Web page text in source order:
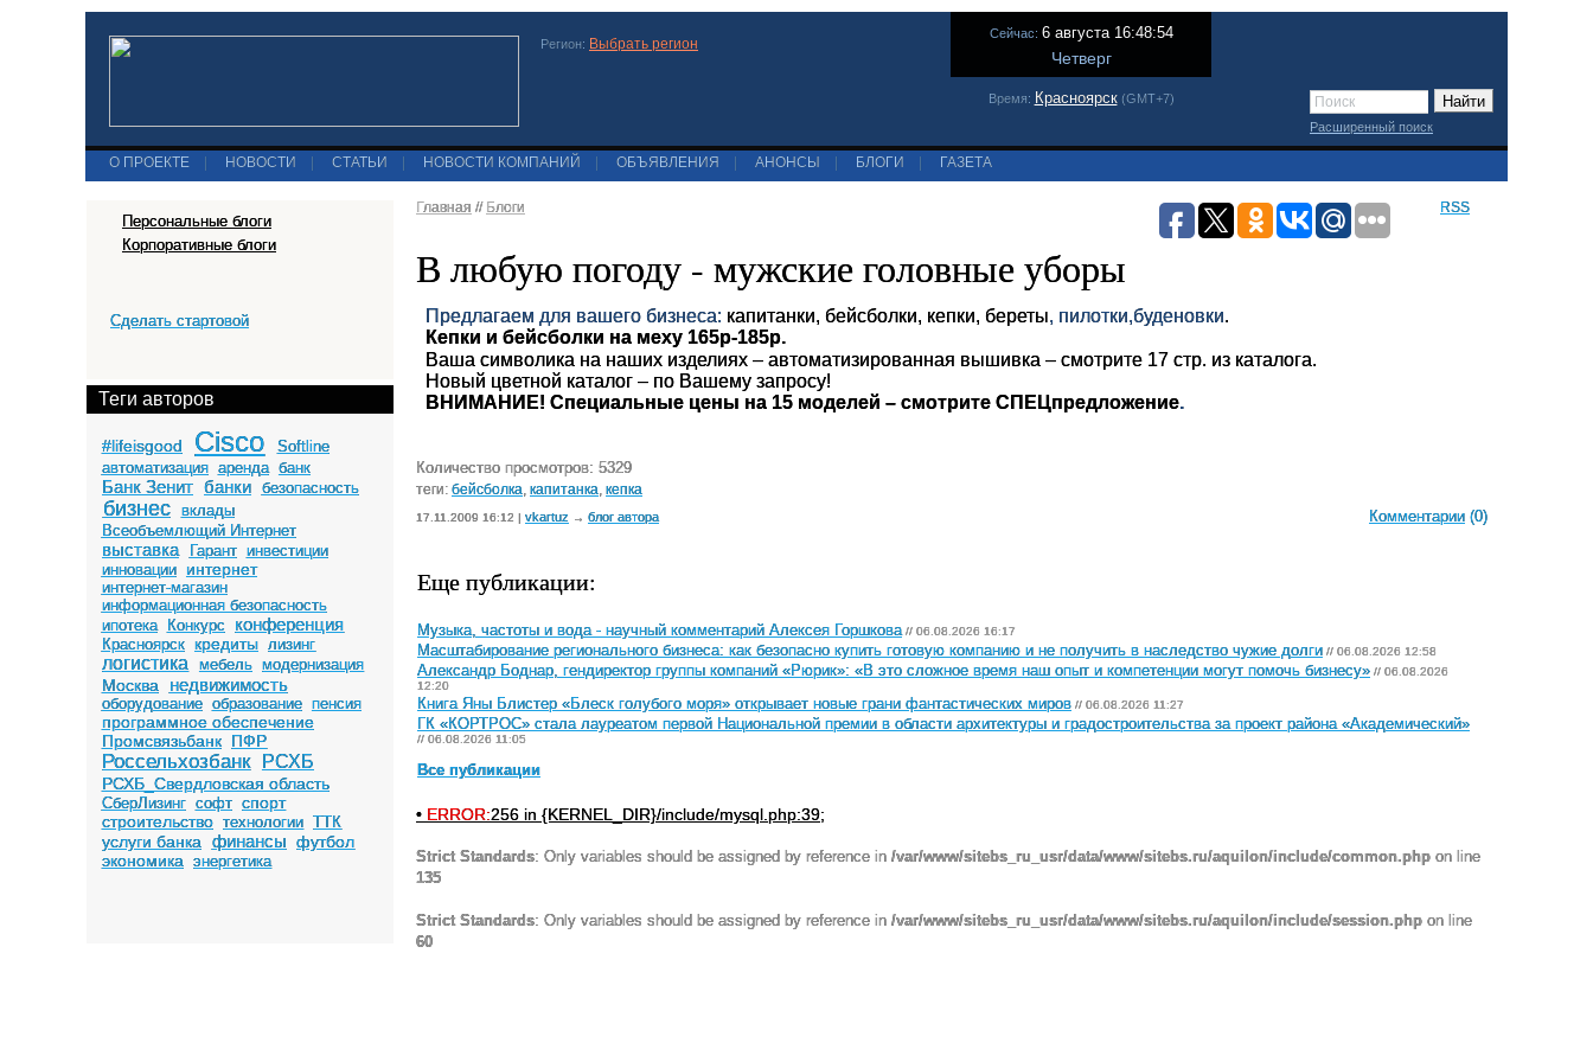
Регион: Выбрать регион
Сейчас: 6 августа 16:48:54
Четверг
Время: Красноярск(GMT+7)
Расширенный поиск
О ПРОЕКТЕ НОВОСТИ СТАТЬИ НОВОСТИ КОМПАНИЙ ОБЪЯВЛЕНИЯ АНОНСЫ БЛОГИ ГАЗЕТА
Персональные блоги
Корпоративные блоги
Сделать стартовой
Теги авторов
#lifeisgood Cisco
Softline
автоматизация аренда банк
Банк Зенит банки безопасность
бизнес
вклады
Всеобъемлющий Интернет
выставка Гарант инвестиции
инновации
интернет
интернет-магазин
информационная безопасность
ипотека
Конкурс конференция
Красноярск кредиты лизинг
логистика мебель модернизация
Москва недвижимость
оборудование образование пенсия
программное обеспечение
Промсвязьбанк ПФР
Россельхозбанк РСХБ
РСХБ_Свердловская область
СберЛизинг софт спорт
строительство технологии ТТК
услуги банка финансы футбол
экономика
энергетика
Главная // Блоги RSS
В любую погоду - мужские головные уборы
Предлагаем для вашего бизнеса: капитанки, бейсболки, кепки, береты, пилотки,буденовки.
Кепки и бейсболки на меху 165р-185р.
Ваша символика на наших изделиях – автоматизированная вышивка – смотрите 17 стр. из каталога.
Новый цветной каталог – по Вашему запросу!
ВНИМАНИЕ! Специальные цены на 15 моделей – смотрите СПЕЦпредложение.
Количество просмотров: 5329
теги: бейсболка капитанка кепка
17.11.2009 16:12 | vkartuz → блог автора Комментарии (0)
Еще публикации:
Музыка, частоты и вода - научный комментарий Алексея Горшкова// 06.08.2026 16:17
Масштабирование регионального бизнеса: как безопасно купить готовую компанию и не получить в наследство чужие долги // 06.08.2026 12:58
Александр Боднар, гендиректор группы компаний «Рюрик»: «В это сложное время наш опыт и компетенции могут помочь бизнесу» // 06.08.2026
12:20
Книга Яны Блистер «Блеск голубого моря» открывает новые грани фантастических миров // 06.08.2026 11:27
ГК «КОРТРОС» стала лауреатом первой Национальной премии в области архитектуры и градостроительства за проект района «Академический»
// 06.08.2026 11:05
Все публикации
• ERROR:256 in {KERNEL_DIR}/include/mysql.php:39;
Strict Standards: Only variables should be assigned by reference in /var/www/sitebs_ru_usr/data/www/sitebs.ru/aquilon/include/common.php on line
135
Strict Standards: Only variables should be assigned by reference in /var/www/sitebs_ru_usr/data/www/sitebs.ru/aquilon/include/session.php on line
60